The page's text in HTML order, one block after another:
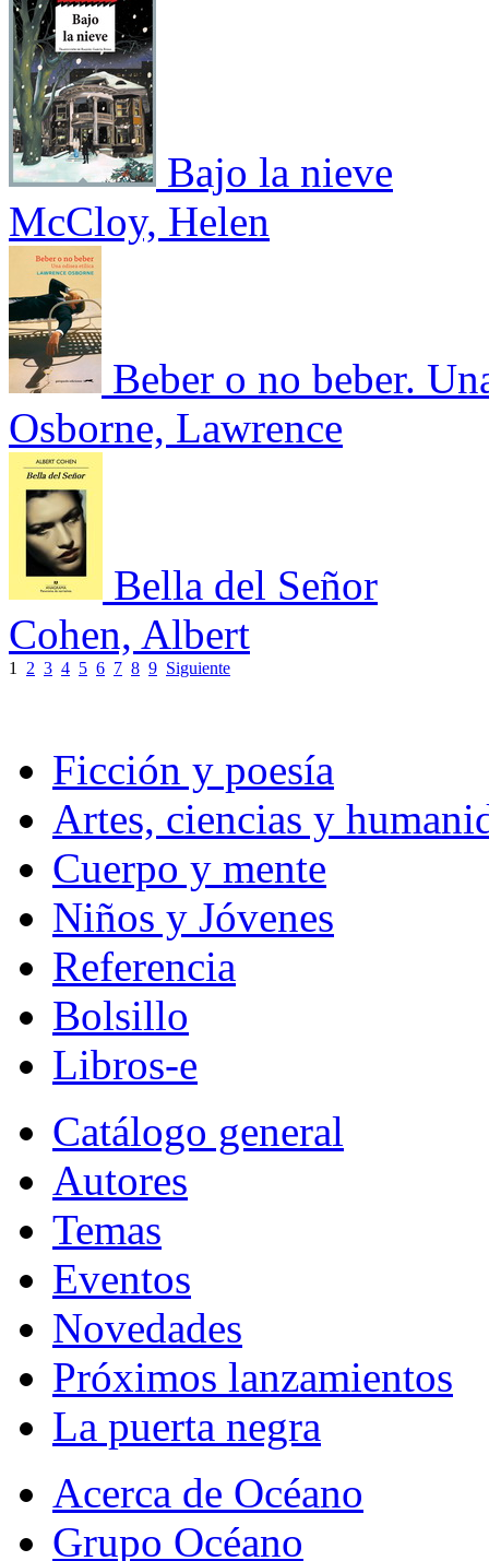
Bajo la nieve
McCloy, Helen
Beber o no beber.
Osborne, Lawrence
Bella del Señor
Cohen, Albert
1 2 3 4 5 6 7 8 9 Siguiente
Ficción y poesía
Artes, ciencias y
Cuerpo y mente
Niños y Jóvenes
Referencia
Bolsillo
Libros-e
Catálogo general
Autores
Temas
Eventos
Novedades
Próximos lanzamientos
La puerta negra
Acerca de Océano
Grupo Océano